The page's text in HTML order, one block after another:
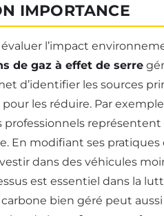
IMPORTANCE
l’impact
de gaz à effet de serre
d’identifier les sources
les réduire. Par
En modifiant ses
dans des véhicules
est essentiel dans la
carbone bien géré peut